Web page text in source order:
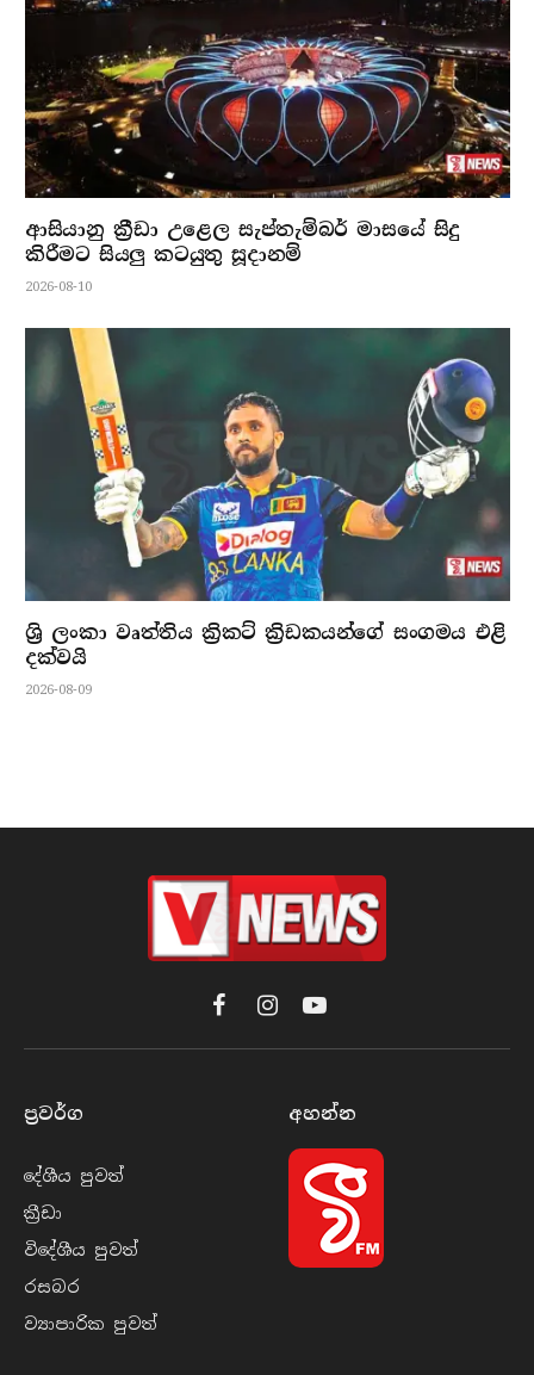
ආසියානු ක්‍රීඩා උළෙල සැප්තැම්බර් මාසයේ සිදු
කිරීමට සියලු කටයුතු සූදානම්
2026-08-10
ශ්‍රි ලංකා වෘත්තිය ක්‍රිකට් ක්‍රිඩකයන්ගේ සංගමය එළි
දක්වයි
2026-08-09
FacebookInstagramYouTube
ප්‍රවර්​ග
දේශීය පුව​ත්
ක්‍රී​ඩා
විදේශීය පුව​ත්
රසබ​ර
ව්‍යාපාරික පුව​ත්
අහන්​න